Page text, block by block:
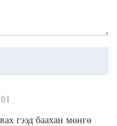
гээд баахан мөнгө